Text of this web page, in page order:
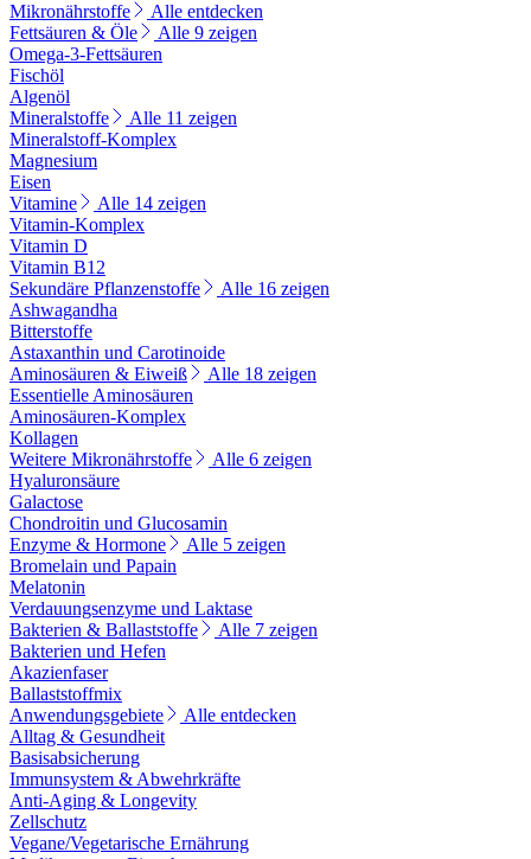
Mikronährstoffe
Alle entdecken
Fettsäuren & Öle
Alle 9 zeigen
Omega-3-Fettsäuren
Fischöl
Algenöl
Mineralstoffe
Alle 11 zeigen
Mineralstoff-Komplex
Magnesium
Eisen
Vitamine
Alle 14 zeigen
Vitamin-Komplex
Vitamin D
Vitamin B12
Sekundäre Pflanzenstoffe
Alle 16 zeigen
Ashwagandha
Bitterstoffe
Astaxanthin und Carotinoide
Aminosäuren & Eiweiß
Alle 18 zeigen
Essentielle Aminosäuren
Aminosäuren-Komplex
Kollagen
Weitere Mikronährstoffe
Alle 6 zeigen
Hyaluronsäure
Galactose
Chondroitin und Glucosamin
Enzyme & Hormone
Alle 5 zeigen
Bromelain und Papain
Melatonin
Verdauungsenzyme und Laktase
Bakterien & Ballaststoffe
Alle 7 zeigen
Bakterien und Hefen
Akazienfaser
Ballaststoffmix
Anwendungsgebiete
Alle entdecken
Alltag & Gesundheit
Basisabsicherung
Immunsystem & Abwehrkräfte
Anti-Aging & Longevity
Zellschutz
Vegane/Vegetarische Ernährung